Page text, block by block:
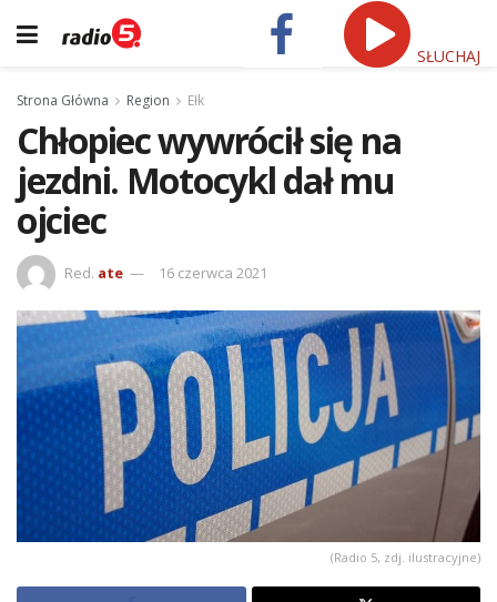
SŁUCHAJ
Strona Główna Region Ełk
Chłopiec wywrócił się na
jezdni. Motocykl dał mu
ojciec
Red. ate 16 czerwca 2021
(Radio 5, zdj. ilustracyjne)